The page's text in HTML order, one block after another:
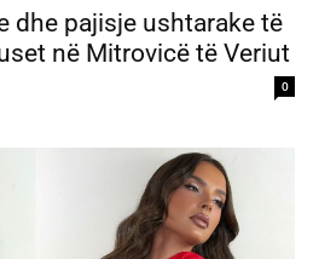
dhe pajisje ushtarake të
në Mitrovicë të Veriut
0